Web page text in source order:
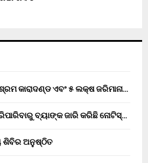
କାରାଦଣ୍ଡ ଏବଂ ₹୫ ଲକ୍ଷ ଜରିମାନା…
ବ୍ୟାଙ୍କ ଜାରି କରିଛି ନୋଟିସ୍…
ଶିବିର ଅନୁଷ୍ଠିତ